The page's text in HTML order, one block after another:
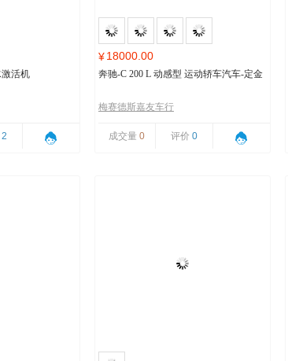
活机
2
¥18000.00
奔驰-C 200 L 动感型 运动轿车汽车-定金
梅赛德斯嘉友车行
成交量 0 评价 0